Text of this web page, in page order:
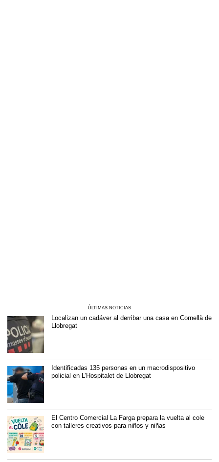
ÚLTIMAS NOTICIAS
Localizan un cadáver al derribar una casa en Cornellà de
Llobregat
Identificadas 135 personas en un macrodispositivo
policial en L’Hospitalet de Llobregat
El Centro Comercial La Farga prepara la vuelta al cole
con talleres creativos para niños y niñas